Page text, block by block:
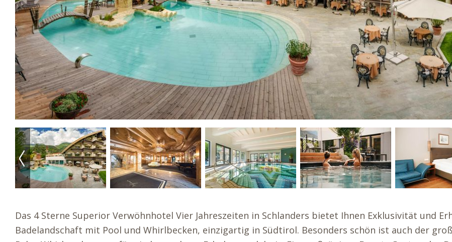
Das 4 Sterne Superior Verwöhnhotel Vier Jahreszeiten in Schlanders bietet Ihnen Exklusivität und
Badelandschaft mit Pool und Whirlbecken, einzigartig in Südtirol. Besonders schön ist auch der